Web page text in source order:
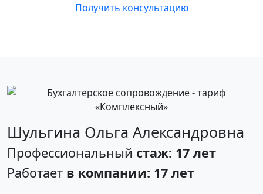
Получить консультацию
Шульгина Ольга Александровна
Профессиональный стаж: 17 лет
Работает в компании: 17 лет